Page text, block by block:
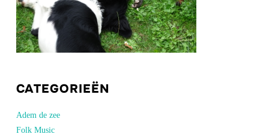
CATEGORIEËN
Adem de zee
Folk Music